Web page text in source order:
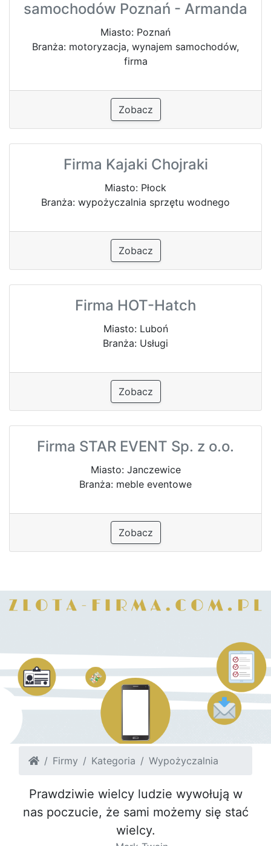
samochodów Poznań - Armanda
Miasto: Poznań
Branża: motoryzacja, wynajem samochodów,
firma
Zobacz
Firma Kajaki Chojraki
Miasto: Płock
Branża: wypożyczalnia sprzętu wodnego
Zobacz
Firma HOT-Hatch
Miasto: Luboń
Branża: Usługi
Zobacz
Firma STAR EVENT Sp. z o.o.
Miasto: Janczewice
Branża: meble eventowe
Zobacz
Firmy Kategoria Wypożyczalnia
Prawdziwie wielcy ludzie wywołują w
nas poczucie, że sami możemy się stać
wielcy.